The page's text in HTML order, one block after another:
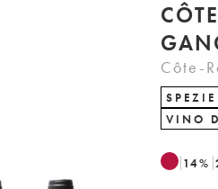
Côte-
SPEZIE
VINO
14%